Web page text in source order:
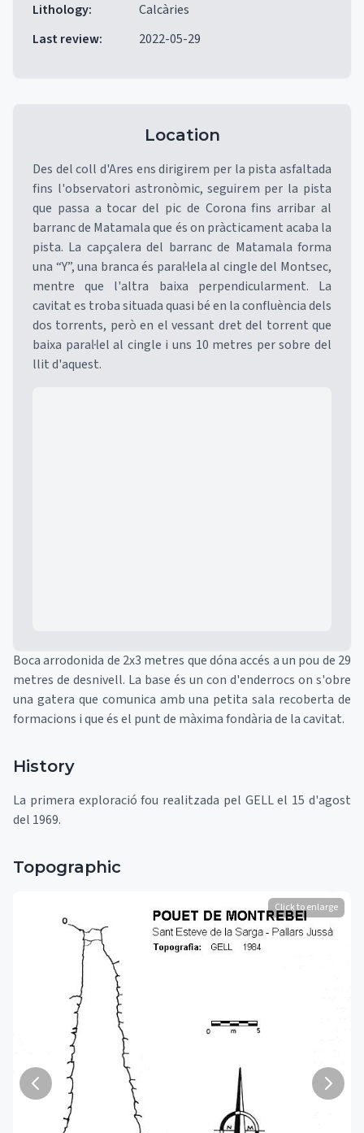
Lithology:
Calcàries
Last review: 2022-05-29
Location
Des del coll d'Ares ens dirigirem per la pista asfaltada
fins l'observatori astronòmic, seguirem per la pista
que passa a tocar del pic de Corona fins arribar al
barranc de Matamala que és on pràcticament acaba la
pista. La capçalera del barranc de Matamala forma
una “Y”, una branca és paral·lela al cingle del Montsec,
mentre que l'altra baixa perpendicularment. La
cavitat es troba situada quasi bé en la confluència dels
dos torrents, però en el vessant dret del torrent que
baixa paral·lel al cingle i uns 10 metres per sobre del
llit d'aquest.
Boca arrodonida de 2x3 metres que dóna accés a un pou de 29
metres de desnivell. La base és un con d'enderrocs on s'obre
una gatera que comunica amb una petita sala recoberta de
formacions i que és el punt de màxima fondària de la cavitat.
History
La primera exploració fou realitzada pel GELL el 15 d'agost
del 1969.
Topographic
Click to enlarge